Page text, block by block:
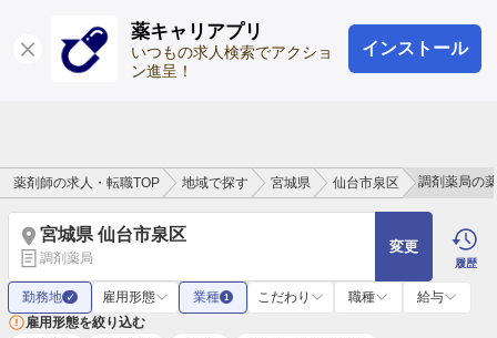
薬キャリアプリ
いつもの求人検索でアクショ
ン進呈！
インストール
ログイン 会員登録
薬剤師の求人・転職TOP 地域で探す 宮城県 仙台市泉区 調剤薬局の
宮城県 仙台市泉区
調剤薬局
変更
履歴
勤務地 ✓ 雇用形態 業種 1 こだわり 職種
給与
雇用形態を絞り込む